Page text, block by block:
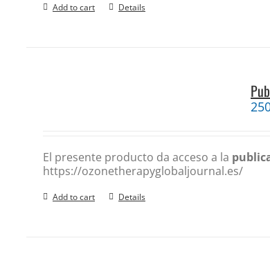
Add to cart Details
El presente producto da acceso a la
https://ozonetherapyglobaljournal.es/
Add to cart Details